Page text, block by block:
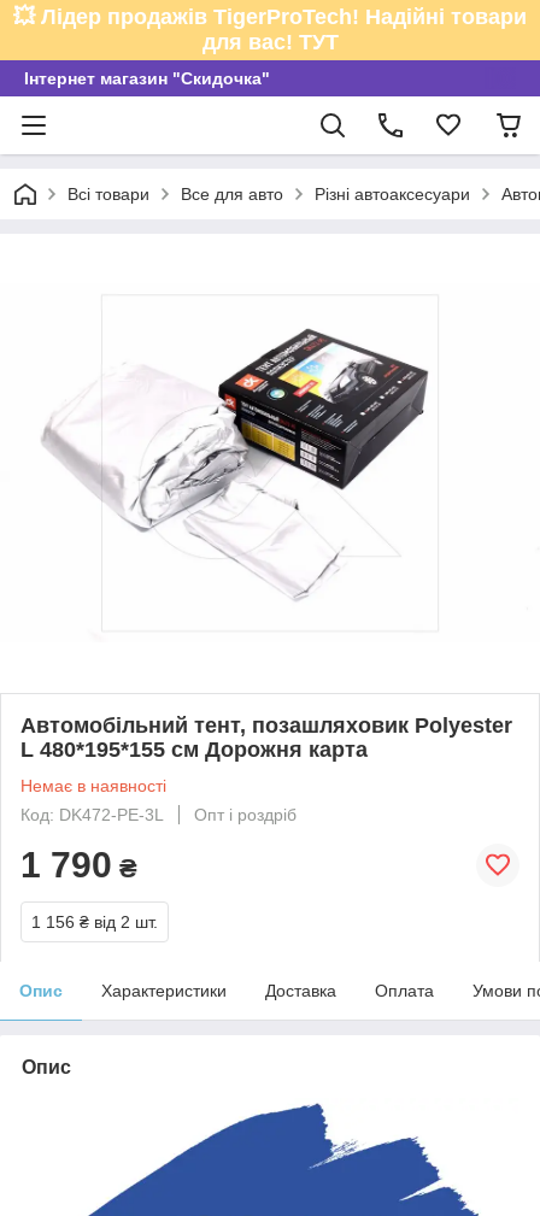
💥 Лідер продажів TigerProTech! Надійні товари
для вас! ТУТ
Інтернет магазин "Скидочка"
Всі товари Все для авто Різні автоаксесуари
Автомобільний тент, позашляховик Polyester
L 480*195*155 см Дорожня карта
Немає в наявності
Код: DK472-PE-3L
Опт і роздріб
1 790 ₴
1 156 ₴ від 2 шт.
Опис Характеристики Доставка Оплата Умови
Опис